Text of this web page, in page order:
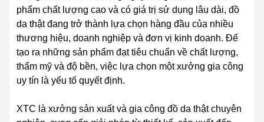
phẩm chất lượng cao và có giá trị sử dụng lâu dài, đồ
da thật đang trở thành lựa chọn hàng đầu của nhiều
thương hiệu, doanh nghiệp và đơn vị kinh doanh. Để
tạo ra những sản phẩm đạt tiêu chuẩn về chất lượng,
thẩm mỹ và độ bền, việc lựa chọn một xưởng gia công
uy tín là yếu tố quyết định.
XTC là xưởng sản xuất và gia công đồ da thật chuyên